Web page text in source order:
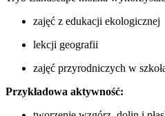
zajęć z edukacji ekologicznej
lekcji geografii
zajęć przyrodniczych w
Przykładowa aktywność: